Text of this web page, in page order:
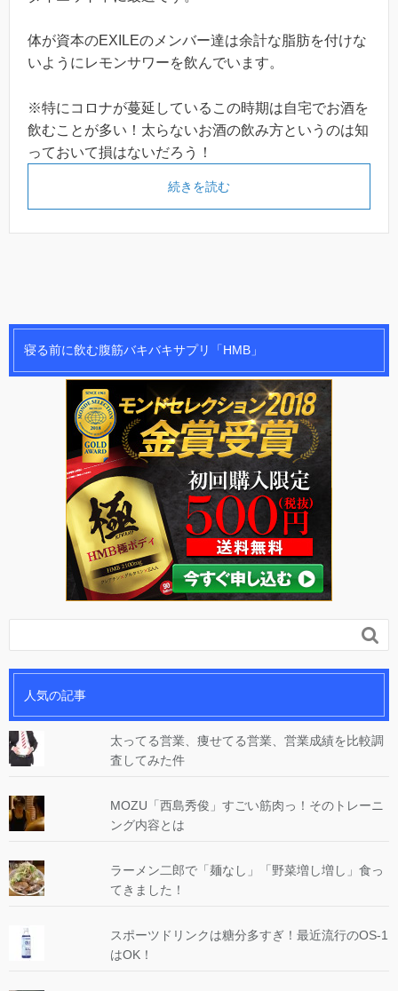
体が資本のEXILEのメンバー達は余計な脂肪を付けな
いようにレモンサワーを飲んでいます。
※特にコロナが蔓延しているこの時期は自宅でお酒を
飲むことが多い！太らないお酒の飲み方というのは知
っておいて損はないだろう！
続きを読む
寝る前に飲む腹筋バキバキサプリ「HMB」

人気の記事
太ってる営業、痩せてる営業、営業成績を比較調
査してみた件
MOZU「西島秀俊」すごい筋肉っ！そのトレーニ
ング内容とは
ラーメン二郎で「麺なし」「野菜増し増し」食っ
てきました！
スポーツドリンクは糖分多すぎ！最近流行のOS-1
はOK！